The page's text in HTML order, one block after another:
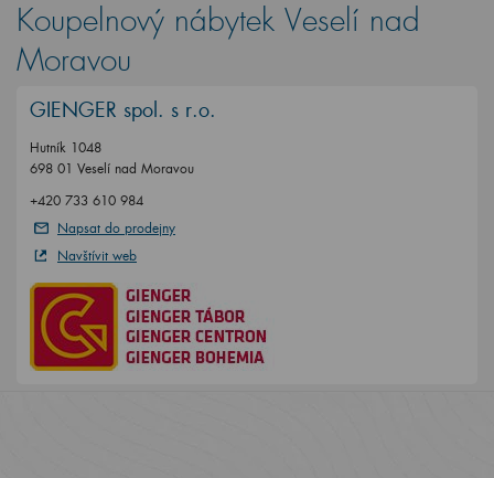
Koupelnový nábytek Veselí nad
Moravou
GIENGER spol. s r.o.
Hutník 1048
698 01 Veselí nad Moravou
+420 733 610 984
Napsat do prodejny
Navštívit web